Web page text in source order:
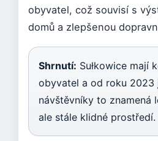
obyvatel, což souvisí s
domů a zlepšenou
Shrnutí: Sułkowice mají
obyvatel a od roku 2023
návštěvníky to znamená
ale stále klidné prostředí.